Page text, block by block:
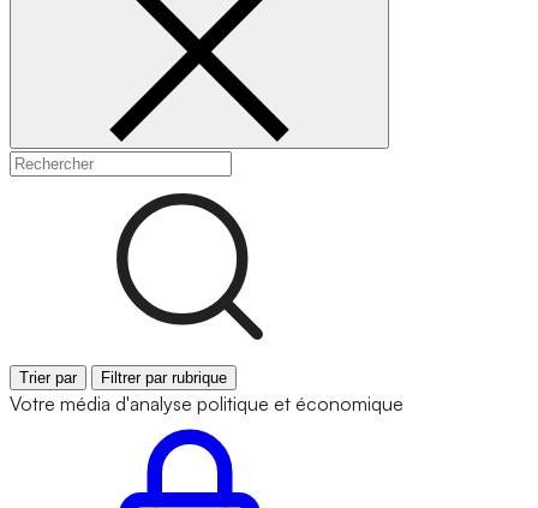
Trier par Filtrer par rubrique
Votre média d'analyse politique et économique